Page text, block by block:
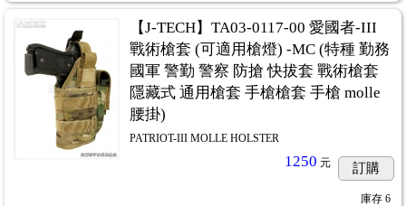
【J-TECH】TA03-0117-00 愛國者-III
戰術槍套 (可適用槍燈) -MC (特種 勤務
國軍 警勤 警察 防搶 快拔套 戰術槍套
隱藏式 通用槍套 手槍槍套 手槍 molle
腰掛)
PATRIOT-III MOLLE HOLSTER
1250 元 訂購
庫存 6